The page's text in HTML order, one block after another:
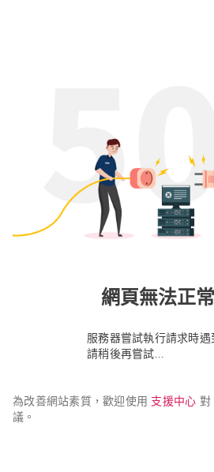
網頁無法正
服務器嘗試執行請求時遇
請稍後再嘗試...
為改善網站素質，歡迎使用 支援中心 對
議。